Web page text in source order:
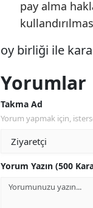
pay alma
oy birliği ile
Yorumlar
Takma Ad
Yorum yapmak için,
Yorum Yazın (500